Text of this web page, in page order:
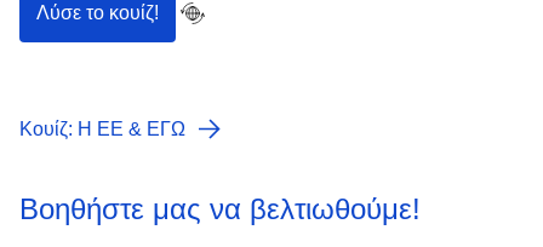
Λύσε το κουίζ!
Κουίζ: Η EΕ & ΕΓΩ
Βοηθήστε μας να βελτιωθούμε!